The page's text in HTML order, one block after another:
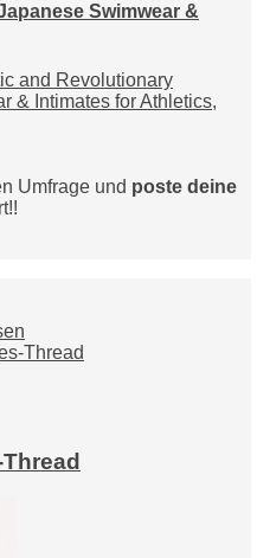
Swimwear &
and Revolutionary
& Intimates for Athletics,
Umfrage und poste deine
Thread